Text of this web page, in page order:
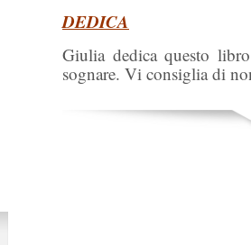
DEDICA
Giulia dedica questo
sognare. Vi consiglia di